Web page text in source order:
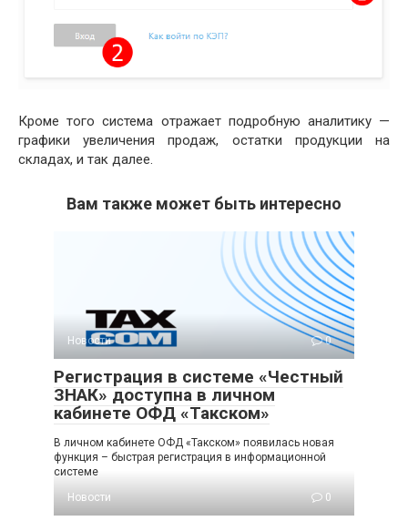
Кроме того система отражает подробную аналитику —
графики увеличения продаж, остатки продукции на
складах, и так далее.
Вам также может быть интересно
Новости 0
Регистрация в системе «Честный
ЗНАК» доступна в личном
кабинете ОФД «Такском»
В личном кабинете ОФД «Такском» появилась новая
функция – быстрая регистрация в информационной
системе
Новости
0